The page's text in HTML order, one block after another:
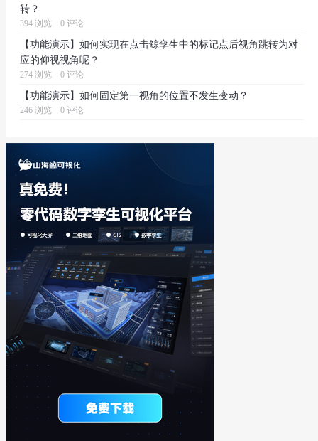
转？
394 浏览 0 评论
【功能演示】如何实现在点击鲸孪生中的标记点后视角跳转为对
应的仰视视角呢？
274 浏览 0 评论
【功能演示】如何固定第一视角的位置不发生变动？
246 浏览 0 评论